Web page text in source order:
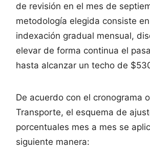
de revisión en el mes de
metodología elegida consiste
indexación gradual mensual,
elevar de forma continua el
hasta alcanzar un techo de
De acuerdo con el cronograma
Transporte, el esquema de
porcentuales mes a mes se
siguiente manera: